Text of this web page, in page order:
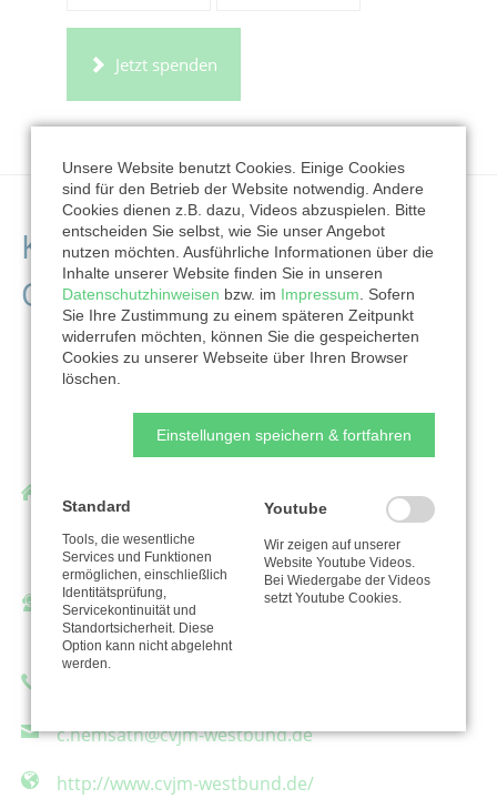
Jetzt spenden
Kontaktdaten der
Organisation
CVJM Westbund e. V.
42285 Wuppertal
Ansprechpartner/in:
Christina Hemsath
c.hemsath@cvjm-westbund.de
http://www.cvjm-westbund.de/
Unsere Website benutzt Cookies. Einige Cookies
sind für den Betrieb der Website notwendig. Andere
Cookies dienen z.B. dazu, Videos abzuspielen. Bitte
entscheiden Sie selbst, wie Sie unser Angebot
nutzen möchten. Ausführliche Informationen über die
Inhalte unserer Website finden Sie in unseren
Datenschutzhinweisen bzw. im Impressum . Sofern
Sie Ihre Zustimmung zu einem späteren Zeitpunkt
widerrufen möchten, können Sie die gespeicherten
Cookies zu unserer Webseite über Ihren Browser
löschen.
Einstellungen speichern & fortfahren
Standard
Tools, die wesentliche
Services und Funktionen
ermöglichen, einschließlich
Identitätsprüfung,
Servicekontinuität und
Standortsicherheit. Diese
Option kann nicht abgelehnt
werden.
Youtube
Wir zeigen auf unserer
Website Youtube Videos.
Bei Wiedergabe der Videos
setzt Youtube Cookies.